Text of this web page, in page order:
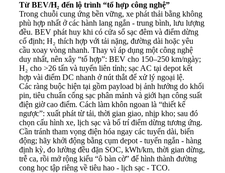
Từ BEV/H₂ đến lộ trình “tổ hợp công nghệ”
Trong chuỗi cung ứng bền vững, xe phát thải bằng không
phù hợp nhất ở các hành lang ngắn - trung bình, lưu lượng
đều. BEV phát huy khi có cửa sổ sạc đêm và điểm dừng
cố định; H₂ thích hợp với tải nặng, đường dài hoặc yêu
cầu xoay vòng nhanh. Thay vì áp dụng một công nghệ
duy nhất, nên xây “tổ hợp”: BEV cho 150–250 km/ngày;
H₂ cho >26 tấn và tuyến liên tỉnh; sạc AC tại depot kết
hợp vài điểm DC nhanh ở nút thắt để xử lý ngoại lệ.
Các ràng buộc hiện tại gồm payload bị ảnh hưởng do khối
pin, tiêu chuẩn cổng sạc phân mảnh và giới hạn công suất
điện giờ cao điểm. Cách làm khôn ngoan là “thiết kế
ngược”: xuất phát từ tải, thời gian giao, nhịp kho; sau đó
chọn cấu hình xe, lịch sạc và bố trí điểm dừng tương ứng.
Cần tránh tham vọng điện hóa ngay các tuyến dài, biến
động; hãy khởi động bằng cụm depot - tuyến ngắn - hàng
định kỳ, đo lường đều đặn SOC, kWh/km, thời gian dừng,
trễ ca, rồi mở rộng kiểu “ô bàn cờ” để hình thành đường
cong học tập riêng về tiêu hao - lịch sạc - TCO.